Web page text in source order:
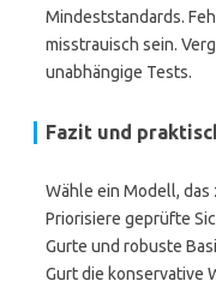
Mindeststandards.
misstrauisch sein.
unabhängige Tests.
Fazit und
Wähle ein Modell,
Priorisiere geprüfte
Gurte und robuste
Gurt die konservative